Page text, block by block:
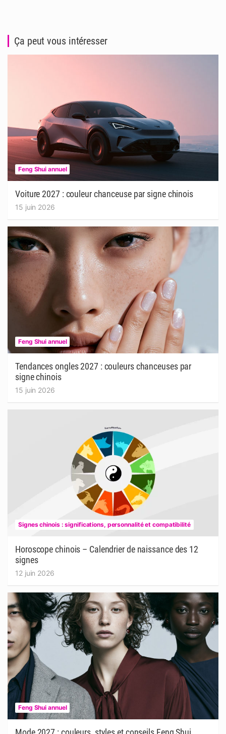
Ça peut vous intéresser
Feng Shui annuel
Voiture 2027 : couleur chanceuse par signe chinois
15 juin 2026
Feng Shui annuel
Tendances ongles 2027 : couleurs chanceuses par
signe chinois
15 juin 2026
Signes chinois : significations, personnalité et compatibilité
Horoscope chinois – Calendrier de naissance des 12
signes
12 juin 2026
Feng Shui annuel